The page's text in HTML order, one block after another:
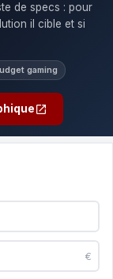
de specs : pour
il cible et si
gaming
€